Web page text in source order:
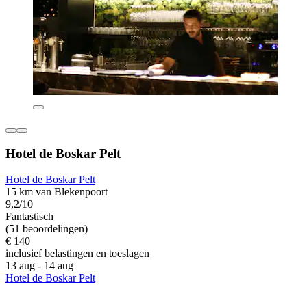
Hotel de Boskar Pelt
Hotel de Boskar Pelt
15 km van Blekenpoort
9,2/10
Fantastisch
(51 beoordelingen)
€ 140
inclusief belastingen en toeslagen
13 aug - 14 aug
Hotel de Boskar Pelt